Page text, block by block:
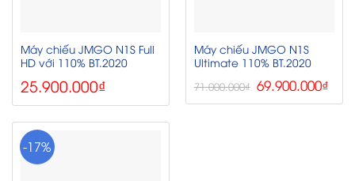
Máy chiếu JMGO N1S Full
HD với 110% BT.2020
25.900.000₫
Máy chiếu JMGO N1S
Ultimate 110% BT.2020
71.000.000₫ Giá
gốc
là:
69.900.000₫Giá
hiện
tại
-17%